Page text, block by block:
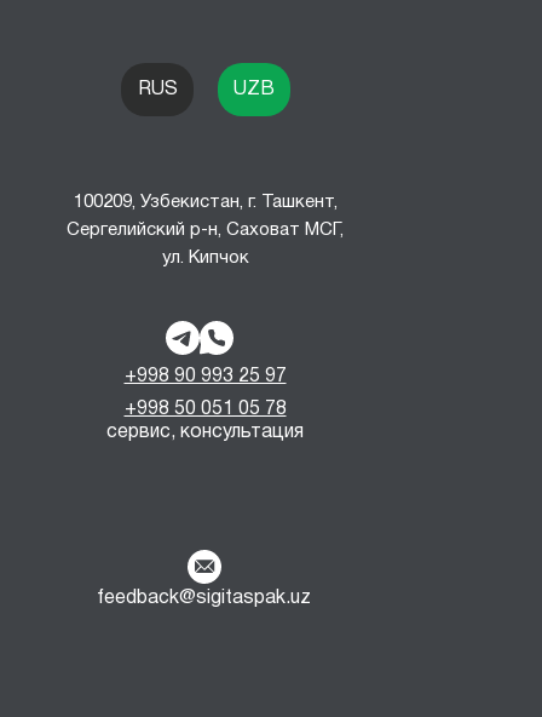
+998 90 993 25 97
+998 50 051 05 78
сервис, консультация
UZB
RUS
100209, Узбекистан, г. Ташкент,
Сергелийский р-н, Саховат МСГ,
ул. Кипчок
feedback@sigitaspak.uz